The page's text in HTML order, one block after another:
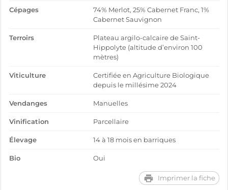
Cépages
74% Merlot, 25% Cabernet Franc, 1%
Cabernet Sauvignon
Terroirs
Plateau argilo-calcaire de Saint-
Hippolyte (altitude d’environ 100
mètres)
Viticulture
Certifiée en Agriculture Biologique
depuis le millésime 2024
Vendanges Manuelles
Vinification Parcellaire
Élevage 14 à 18 mois en barriques
Bio Oui
Imprimer la fiche